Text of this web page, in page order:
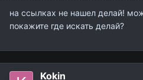
на ссылках не нашел делай!
покажите где искать делай?
Kokin